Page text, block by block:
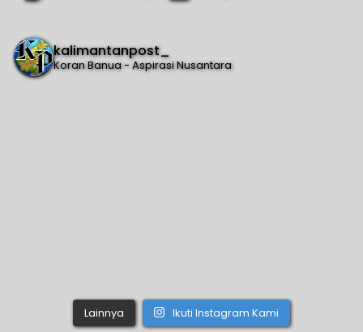
kalimantanpost_
Koran Banua - Aspirasi Nusantara
Lainnya Ikuti Instagram Kami